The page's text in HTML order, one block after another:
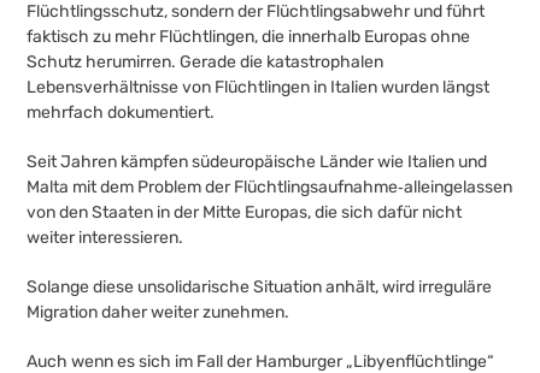
Flüchtlingsschutz, sondern der Flüchtlingsabwehr und führt
faktisch zu mehr Flüchtlingen, die innerhalb Europas ohne
Schutz herumirren. Gerade die katastrophalen
Lebensverhältnisse von Flüchtlingen in Italien wurden längst
mehrfach dokumentiert.
Seit Jahren kämpfen südeuropäische Länder wie Italien und
Malta mit dem Problem der Flüchtlingsaufnahme‐alleingelassen
von den Staaten in der Mitte Europas, die sich dafür nicht
weiter interessieren.
Solange diese unsolidarische Situation anhält, wird irreguläre
Migration daher weiter zunehmen.
Auch wenn es sich im Fall der Hamburger „Libyenflüchtlinge“